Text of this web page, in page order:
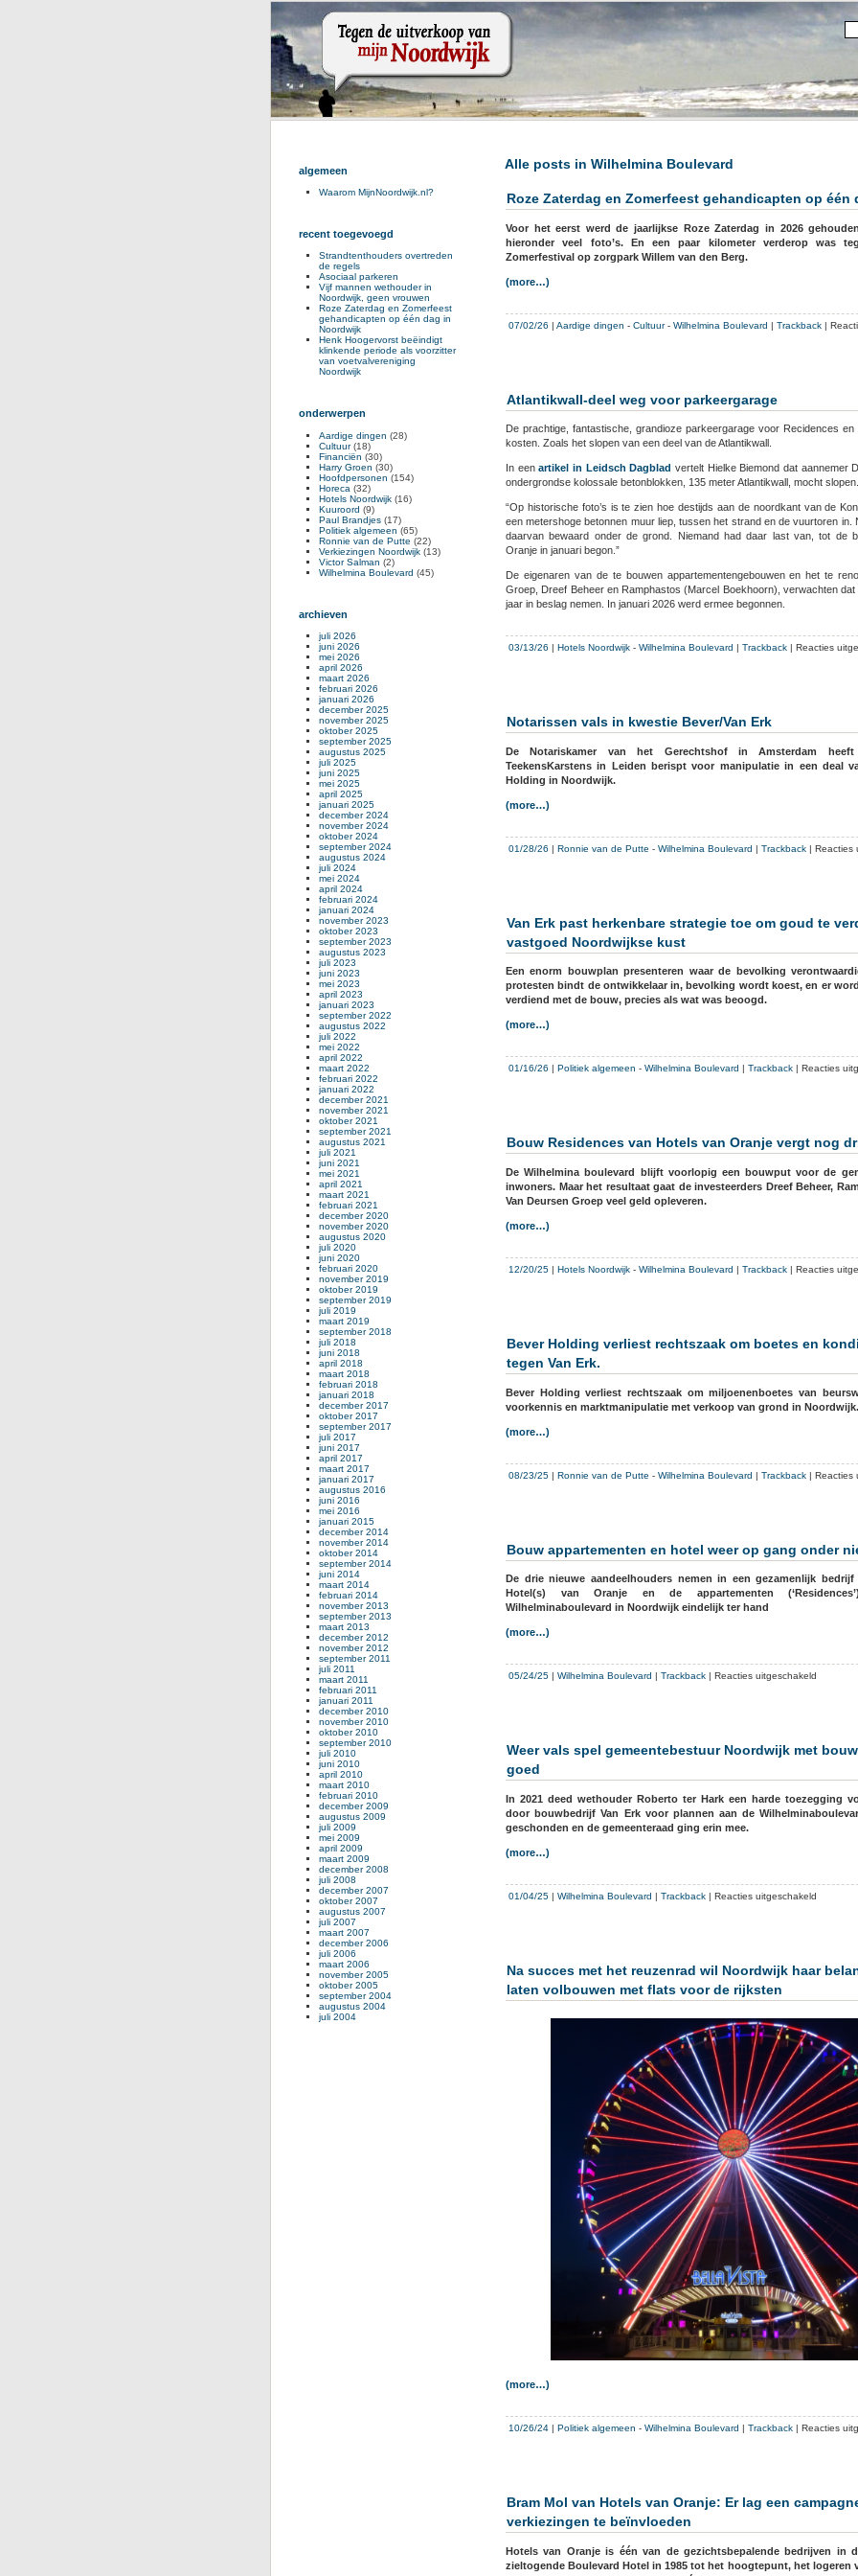
Alle posts in Wilhelmina Boulevard
Roze Zaterdag en Zomerfeest gehandicapten op één
Voor het eerst werd de jaarlijkse Roze Zaterdag in 2026
hieronder veel foto’s. En een paar kilometer verderop was
Zomerfestival op zorgpark Willem van den Berg.
(more…)
07/02/26 | Aardige dingen - Cultuur- Wilhelmina Boulevard | Trackback |
Atlantikwall-deel weg voor parkeergarage
De prachtige, fantastische, grandioze parkeergarage voor Recidences
kosten. Zoals het slopen van een deel van de Atlantikwall.
In eenartikel in Leidsch Dagblad vertelt Hielke Biemond dat aannemer
ondergrondse kolossale betonblokken, 135 meter Atlantikwall, mocht slopen.
“Op historische foto’s is te zien hoe destijds aan de noordkant van de
een metershoge betonnen muur liep, tussen het strand en de vuurtoren in.
daarvan bewaard onder de grond. Niemand had daar last van, tot de
Oranje in januari begon.”
De eigenaren van de te bouwen appartementengebouwen en het te
Groep, Dreef Beheer en Ramphastos (Marcel Boekhoorn), verwachten
jaar in beslag nemen. In januari 2026 werd ermee begonnen.
03/13/26 | Hotels Noordwijk - Wilhelmina Boulevard | Trackback | Reacties
Notarissen vals in kwestie Bever/Van Erk
De Notariskamer van het Gerechtshof in Amsterdam
TeekensKarstens in Leiden berispt voor manipulatie in een deal
Holding in Noordwijk.
(more…)
01/28/26 | Ronnie van de Putte - Wilhelmina Boulevard | Trackback | Reacties
Van Erk past herkenbare strategie toe om goud te
vastgoed Noordwijkse kust
Een enorm bouwplan presenteren waar de bevolking
protesten bindt de ontwikkelaar in, bevolking wordt koest, en er
verdiend met de bouw, precies als wat was beoogd.
(more…)
01/16/26 Politiek algemeen - Wilhelmina Boulevard Trackback Reacties
Bouw Residences van Hotels van Oranje vergt nog
De Wilhelmina boulevard blijft voorlopig een bouwput voor de
inwoners. Maar het resultaat gaat de investeerders Dreef Beheer,
Van Deursen Groep veel geld opleveren.
(more…)
12/20/25 | Hotels Noordwijk - Wilhelmina Boulevard | Trackback | Reacties
Bever Holding verliest rechtszaak om boetes en
tegen Van Erk.
Bever Holding verliest rechtszaak om miljoenenboetes van
voorkennis en marktmanipulatie met verkoop van grond in Noordwijk.
(more…)
08/23/25 | Ronnie van de Putte - Wilhelmina Boulevard | Trackback | Reacties
Bouw appartementen en hotel weer op gang onder
De drie nieuwe aandeelhouders nemen in een gezamenlijk
Hotel(s) van Oranje en de appartementen
Wilhelminaboulevard in Noordwijk eindelijk ter hand
(more…)
05/24/25 | Wilhelmina Boulevard | Trackback | Reacties uitgeschakeld
weer
onder
Weer vals spel gemeentebestuur Noordwijk met
goed
In 2021 deed wethouder Roberto ter Hark een harde toezegging
door bouwbedrijf Van Erk voor plannen aan de
geschonden en de gemeenteraad ging erin mee.
(more…)
01/04/25 | Wilhelmina Boulevard | Trackback | Reacties uitgeschakeld
Noordwijk
onroerend
goed
Na succes met het reuzenrad wil Noordwijk haar
laten volbouwen met flats voor de rijksten
(more…)
10/26/24 | Politiek algemeen - Wilhelmina Boulevard | Trackback | Reacties
Bram Mol van Hotels van Oranje: Er lag een
verkiezingen te beïnvloeden
Hotels van Oranje is één van de gezichtsbepalende bedrijven in
zieltogende Boulevard Hotel in 1985 tot het hoogtepunt, het logeren
algemeen
Waarom MijnNoordwijk.nl?
recent toegevoegd
Strandtenthouders overtreden
de regels
Asociaal parkeren
Vijf mannen wethouder in
Noordwijk, geen vrouwen
Roze Zaterdag en Zomerfeest
gehandicapten op één dag in
Noordwijk
Henk Hoogervorst beëindigt
klinkende periode als voorzitter
van voetvalvereniging
Noordwijk
onderwerpen
Aardige dingen (28)
Cultuur(18)
Financiën (30)
Harry Groen (30)
Hoofdpersonen (154)
Horeca (32)
Hotels Noordwijk (16)
Kuuroord (9)
Paul Brandjes (17)
Politiek algemeen (65)
Ronnie van de Putte (22)
Verkiezingen Noordwijk (13)
Victor Salman (2)
Wilhelmina Boulevard (45)
archieven
juli 2026
juni 2026
mei 2026
april 2026
maart 2026
februari 2026
januari 2026
december 2025
november 2025
oktober 2025
september 2025
augustus 2025
juli 2025
juni 2025
mei 2025
april 2025
januari 2025
december 2024
november 2024
oktober 2024
september 2024
augustus 2024
juli 2024
mei 2024
april 2024
februari 2024
januari 2024
november 2023
oktober 2023
september 2023
augustus 2023
juli 2023
juni 2023
mei 2023
april 2023
januari 2023
september 2022
augustus 2022
juli 2022
mei 2022
april 2022
maart 2022
februari 2022
januari 2022
december 2021
november 2021
oktober 2021
september 2021
augustus 2021
juli 2021
juni 2021
mei 2021
april 2021
maart 2021
februari 2021
december 2020
november 2020
augustus 2020
juli 2020
juni 2020
februari 2020
november 2019
oktober 2019
september 2019
juli 2019
maart 2019
september 2018
juli 2018
juni 2018
april 2018
maart 2018
februari 2018
januari 2018
december 2017
oktober 2017
september 2017
juli 2017
juni 2017
april 2017
maart 2017
januari 2017
augustus 2016
juni 2016
mei 2016
januari 2015
december 2014
november 2014
oktober 2014
september 2014
juni 2014
maart 2014
februari 2014
november 2013
september 2013
maart 2013
december 2012
november 2012
september 2011
juli 2011
maart 2011
februari 2011
januari 2011
december 2010
november 2010
oktober 2010
september 2010
juli 2010
juni 2010
april 2010
maart 2010
februari 2010
december 2009
augustus 2009
juli 2009
mei 2009
april 2009
maart 2009
december 2008
juli 2008
december 2007
oktober 2007
augustus 2007
juli 2007
maart 2007
december 2006
juli 2006
maart 2006
november 2005
oktober 2005
september 2004
augustus 2004
juli 2004